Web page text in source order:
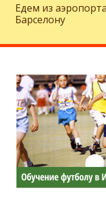
Едем из
Барселону